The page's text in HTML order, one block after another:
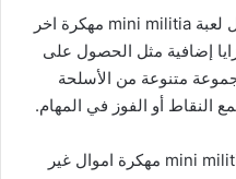
عندما تقوم بتحميل لعبة mini militia مهكرة اخر
إضافية مثل الحصول على
متنوعة من الأسلحة
النقاط أو الفوز في المهام.
تحميل لعبة mini militia مهكرة اموال غير